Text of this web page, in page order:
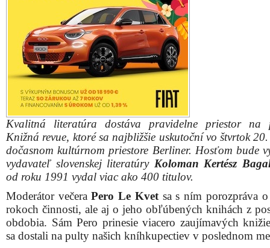
Kvalitná literatúra dostáva pravidelne priestor na
Knižná revue, ktoré sa najbližšie uskutoční vo štvrtok
dočasnom kultúrnom priestore Berliner. Hosťom bude
vydavateľ slovenskej literatúry Koloman Kertész
od roku 1991 vydal viac ako 400 titulov.
Moderátor večeraPero Le Kvetsa s ním porozpráva
rokoch činnosti, ale aj o jeho obľúbených knihách z
obdobia. Sám Pero prinesie viacero zaujímavých
sa dostali na pulty našich kníhkupectiev v poslednom